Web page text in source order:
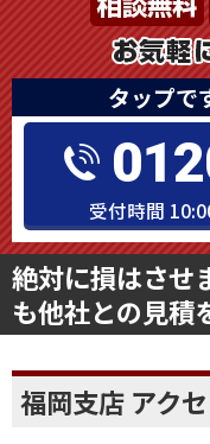
タップで
受付時間
絶対に損はさせ
も他社との見積
福岡支店 アク